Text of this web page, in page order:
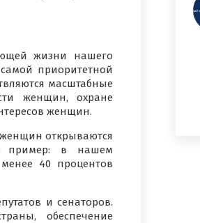
жизни нашего
приоритетной
масштабные
женщин, охране
женщин.
женщин открываются
пример: в нашем
40 процентов
и сенаторов.
обеспечение